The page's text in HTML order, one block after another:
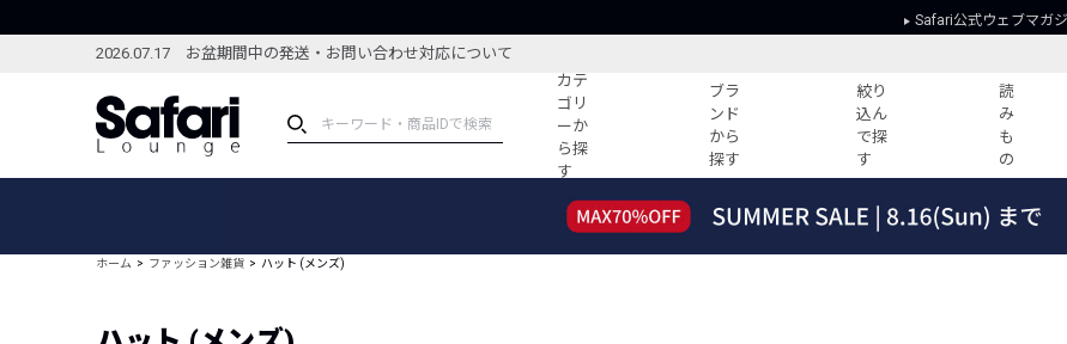
Safari公式ウェブマガ
2026.07.17 お盆期間中の発送・お問い合わせ対応について
カテ
ゴリ
ーか
ら探
す
ブラ
ンド
から
探す
絞り
込ん
で探
す
読
み
も
の
ブランドから探す
新着アイテム
すべての記事
ホーム ファッション雑貨 ハット (メンズ)